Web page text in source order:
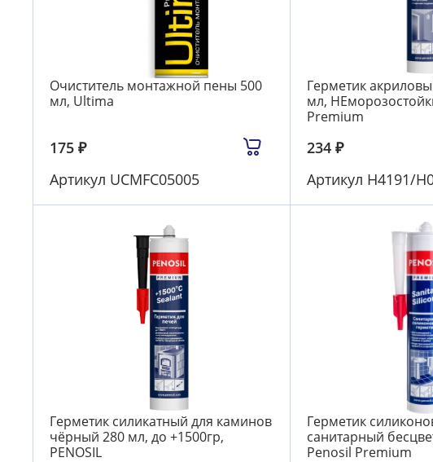
Очиститель монтажной пены 500
мл, Ultima
175 ₽
Артикул UCMFC05005
Герметик
мл,
Premium
234 ₽
Артикул Н4191/
Герметик силикатный для каминов
чёрный 280 мл, до +1500гр,
PENOSIL
Герметик
санитарный
Penosil Premium